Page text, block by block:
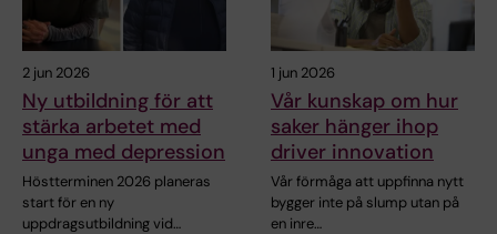
2 jun 2026
Ny utbildning för att
stärka arbetet med
unga med depression
Höstterminen 2026 planeras
start för en ny
uppdragsutbildning vid…
1 jun 2026
Vår kunskap om hur
saker hänger ihop
driver innovation
Vår förmåga att uppfinna nytt
bygger inte på slump utan på
en inre…